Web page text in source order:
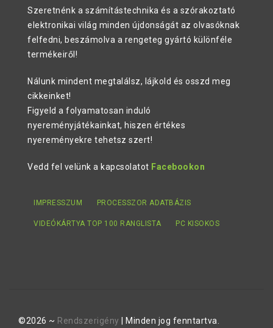
Szeretnénk a számítástechnika és a szórakoztató
elektronikai világ minden újdonságát az olvasóknak
felfedni, beszámolva a rengeteg gyártó különféle
termékeiről!
Nálunk mindent megtalálsz, lájkold és osszd meg
cikkeinket!
Figyeld a folyamatosan induló
nyereményjátékainkat, hiszen értékes
nyereményekre tehetsz szert!
Vedd fel velünk a kapcsolatot Facebookon
IMPRESSZUM PROCESSZOR ADATBÁZIS
VIDEÓKÁRTYA TOP 100 RANGLISTA PC KISOKOS
©2026 ~ Rendszerigény | Minden jog fenntartva.